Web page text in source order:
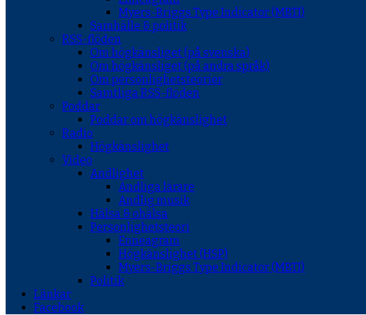
Myers-Briggs Type Indicator (MBTI)
Samhälle & politik
RSS-flöden
Om högkänsliget (på svenska)
Om högkänsliget (på andra språk)
Om personlighetsteorier
Samtliga RSS-flöden
Poddar
Poddar om högkänslighet
Radio
Högkänslighet
Video
Andlighet
Andliga lärare
Andlig musik
Hälsa & ohälsa
Personlighetsteori
Enneagram
Högkänslighet (HSP)
Myers-Briggs Type Indicator (MBTI)
Politik
Länkar
Facebook